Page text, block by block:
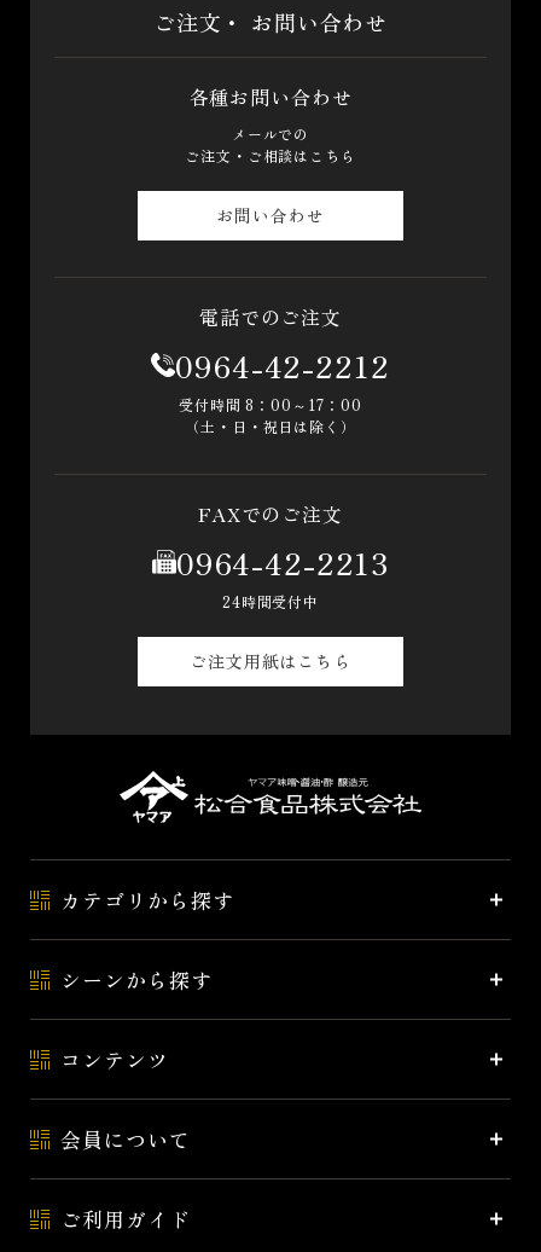
ご注文・ お問い合わせ
各種お問い合わせ
メールでの
ご注文・ご相談はこちら
お問い合わせ
電話でのご注文
0964-42-2212
受付時間 8：00～17：00
（土・日・祝日は除く）
FAXでのご注文
0964-42-2213
24時間受付中
ご注文用紙はこちら
カテゴリから探す
シーンから探す
コンテンツ
会員について
ご利用ガイド